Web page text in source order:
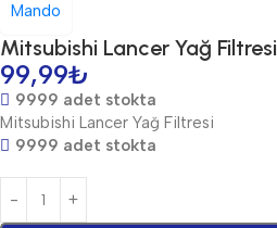
Mando
Mitsubishi Lancer Yağ Filtresi
99,99₺
9999 adet stokta
Mitsubishi Lancer Yağ Filtresi
9999 adet stokta